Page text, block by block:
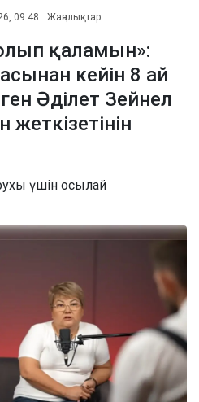
09:48 Жаңалықтар
қаламын»:
кейін 8 ай
Әділет Зейнел
жеткізетінін
үшін осылай